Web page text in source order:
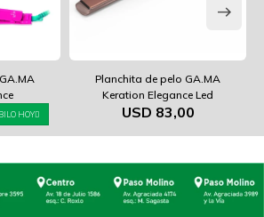
HOY
Planchita de pelo GA.MA
Keration Elegance Led
USD 83,00